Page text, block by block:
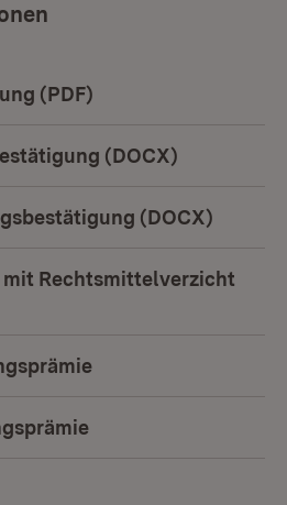
(PDF)
(DOCX)
(DOCX)
Rechtsmittelverzicht